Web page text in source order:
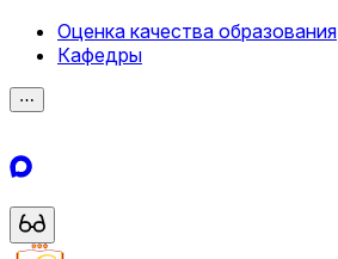
Оценка качества образования
Кафедры
⋯